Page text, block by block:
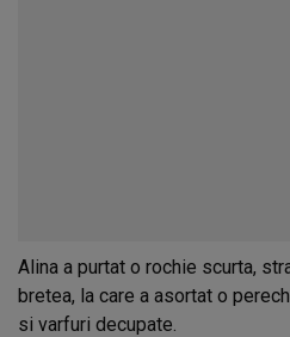
Alina a purtat o rochie scurta,
bretea, la care a asortat o
si varfuri decupate.